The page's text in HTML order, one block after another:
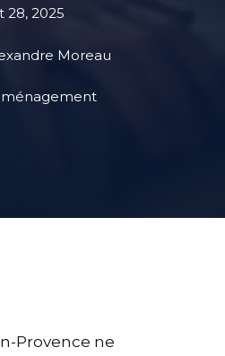
28, 2025
Moreau
Provence ne